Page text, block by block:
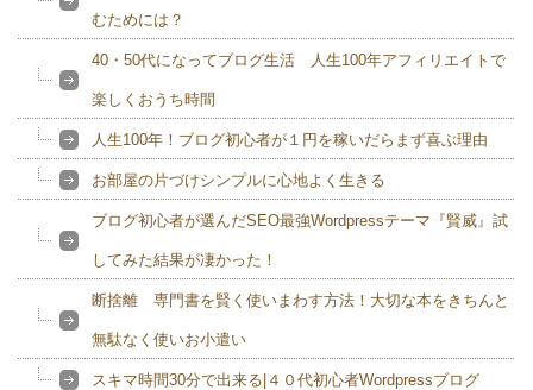
むためには？
40・50代になってブログ生活 人生100年アフィリエイトで
楽しくおうち時間
人生100年！ブログ初心者が１円を稼いだらまず喜ぶ理由
お部屋の片づけシンプルに心地よく生きる
ブログ初心者が選んだSEO最強Wordpressテーマ『賢威』試
してみた結果が凄かった！
断捨離 専門書を賢く使いまわす方法！大切な本をきちんと
無駄なく使いお小遣い
スキマ時間30分で出来る|４０代初心者Wordpressブログ